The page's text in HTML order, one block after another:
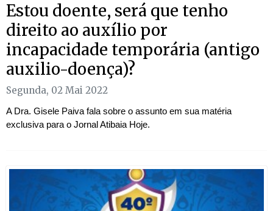
Estou doente, será que tenho
direito ao auxílio por
incapacidade temporária (antigo
auxilio-doença)?
Segunda, 02 Mai 2022
A Dra. Gisele Paiva fala sobre o assunto em sua matéria
exclusiva para o Jornal Atibaia Hoje.